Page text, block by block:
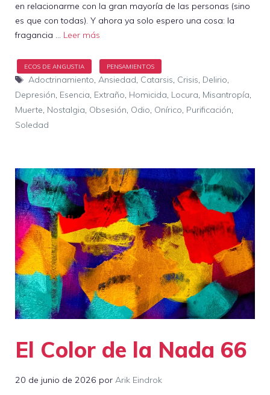
en relacionarme con la gran mayoría de las personas (sino
es que con todas). Y ahora ya solo espero una cosa: la
fragancia … Leer más
Etiquetas
Adoctrinamiento, Ansiedad, Catarsis, Crisis, Delirio,
Depresión, Esencia, Extraño, Homicida, Locura, Misantropía,
Muerte, Nostalgia, Obsesión, Odio, Onírico, Purificación,
Soledad
El Color de la Nada 66
20 de junio de 2026 por Arik Eindrok